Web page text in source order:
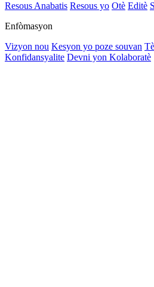
Resous Anabatis Resous yo Otè Editè
Enfòmasyon
Vizyon nou Kesyon yo poze souvan
Konfidansyalite Devni yon Kolaboratè